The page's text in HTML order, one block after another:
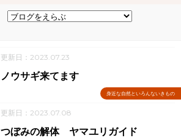
更新日：2023.07.23
身近な自然といろんないきもの
ノウサギ来てます
更新日：2023.07.08
つぼみの解体 ヤマユリガイド